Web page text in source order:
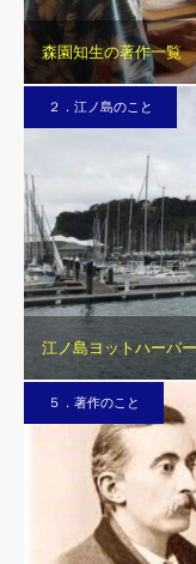
森園知生の著作一覧
２．江ノ島のこと
江ノ島ヨットハーバ
５．著作のこと